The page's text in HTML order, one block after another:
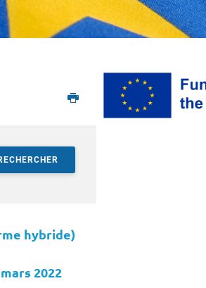
hybride)
2022